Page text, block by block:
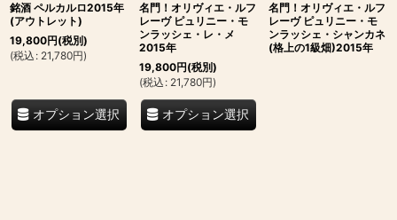
銘酒 ペルカルロ2015年
(アウトレット)
19,800円(税別)
(税込 : 21,780円)
オプション選択
名門！オリヴィエ・ルフ
レーヴ ピュリニー・モ
ンラッシェ・レ・メ
2015年
19,800円(税別)
(税込 : 21,780円)
オプション選択
名門！オリヴィエ・ルフ
レーヴ ピュリニー・モ
ンラッシェ・シャンカネ
(格上の1級畑)2015年